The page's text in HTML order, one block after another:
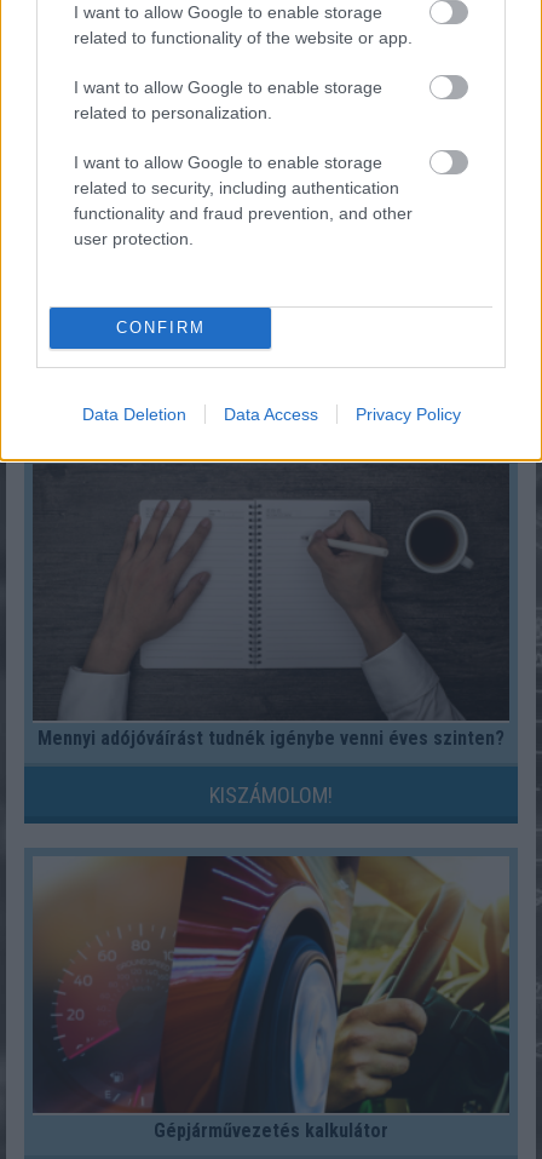
I want to allow Google to enable storage
related to functionality of the website or app.
I want to allow Google to enable storage
related to personalization.
I want to allow Google to enable storage
related to security, including authentication
functionality and fraud prevention, and other
user protection.
CONFIRM
Data Deletion Data Access Privacy Policy
KISZÁMOLOM!
Gépkocsi üzemanyag-fogyasztási költség kalkulátor
KISZÁMOLOM!
Mennyi adójóváírást tudnék igénybe venni éves szinten?
KISZÁMOLOM!
Gépjárművezetés kalkulátor